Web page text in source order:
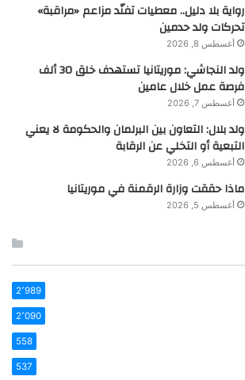
رواية بلا دليل.. معطيات تفنّد مزاعم «مراقبة»
تحركات ولد حدمين
أغسطس 8, 2026
ولد النجاشي: موريتانيا تستهدف خلق 30 ألف
فرصة عمل خلال عامين
أغسطس 7, 2026
ولد بلال: التعاون بين البرلمان والحكومة لا يعني
التبعية أو التخلي عن الرقابة
أغسطس 6, 2026
ماذا حققت وزارة الرقمنة في موريتانيا
أغسطس 5, 2026
2٬989
2٬090
558
537